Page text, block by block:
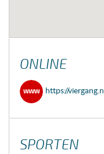
ONLINE
https://viergang.nl
SPORTEN